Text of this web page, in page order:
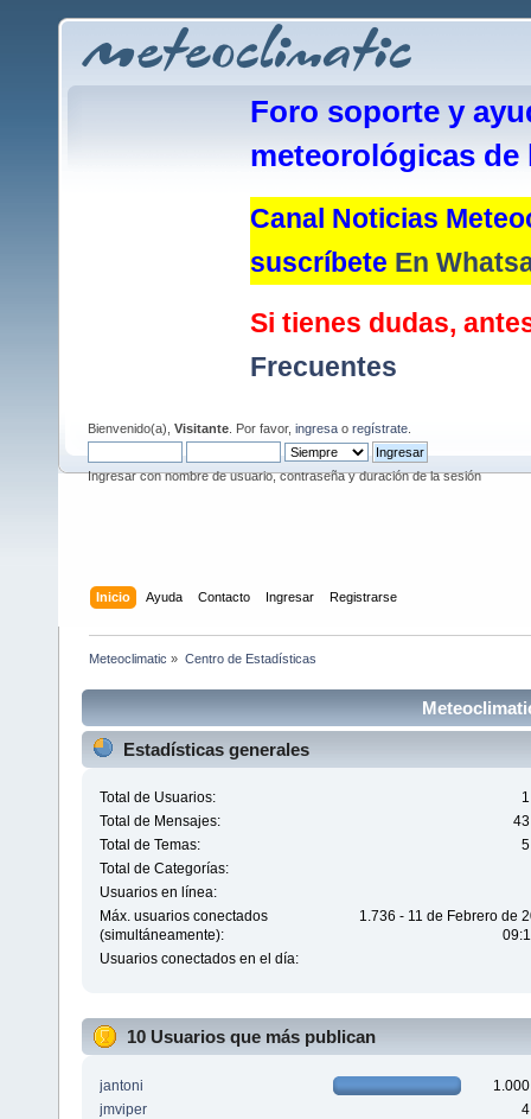
Foro soporte y
meteorológicas de
Canal Noticias
suscríbete En
Si tienes dudas,
Frecuentes
Bienvenido(a), Visitante . Por favor, ingresa o regístrate
Ingresar con nombre de usuario, contraseña y duración de la sesión
Inicio Ayuda Contacto Ingresar Registrarse
Meteoclimatic » Centro de Estadísticas
Estadísticas generales
Total de Usuarios:
Total de Mensajes:
Total de Temas:
Total de Categorías:
Usuarios en línea:
Máx. usuarios conectados
(simultáneamente):
1.736 - 11 de Febrero de
Usuarios conectados en el día:
10 Usuarios que más publican
jantoni
jmviper